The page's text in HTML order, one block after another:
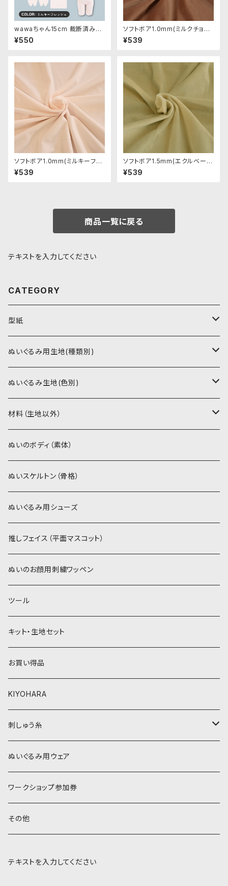
wawaちゃん15cm 裁断済みパ
ーツセット
¥550
ソフトボア1.0mm(ミルクチョコ)
SSB134 ぬいぐるみ用短毛ボア
生地 20cm
¥539
ソフトボア1.0mm(ミルキーフレ
ッシュ)SSB103 ぬいぐるみ用短
毛ボア生地 20cm
¥539
ソフトボア1.5mm(エクルベージ
ュ)SB041 ぬいぐるみ用短毛ボ
ア生地 20cm
¥539
商品一覧に戻る
テキストを入力してください
CATEGORY
型紙
書籍（紙の本）
PDFデータ（ダウンロード）
ぬいぐるみ用生地(種類別)
ソフトボア（短毛）
ソフトボア（5mm）
ぬいトリコット
スキンカラー生地
カーリーベルボア
パウダーボア（4mm）
ウィッグボア（8cm）
ぬいぐるみ生地(色別)
ソフトボア
スキンカラー系
白系
黄色・クリーム系
ベージュ・ブラウン系
ぬいトリコット
スキンカラー系
白系
黄色・クリーム系
ベージュ・ブラウン系
材料（生地以外）
アイロン接着シート
ステッチカラー
ミニワッペン
リボン
ぬいのボディ（素体）
ぬいスケルトン（骨格）
ぬいぐるみ用シューズ
推しフェイス（平面マスコット）
ぬいのお顔用刺繍ワッペン
ツール
キット・生地セット
お買い得品
KIYOHARA
刺しゅう糸
COSMO 25番刺しゅう糸
ぬいぐるみ用ウェア
ワークショップ参加券
その他
テキストを入力してください